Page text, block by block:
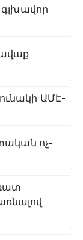
ԱՄԷ-
ոչ-